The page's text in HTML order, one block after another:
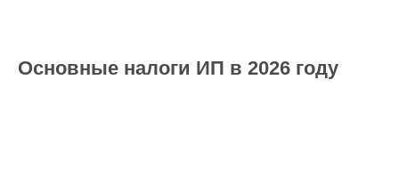
Основные налоги ИП в 2026 году